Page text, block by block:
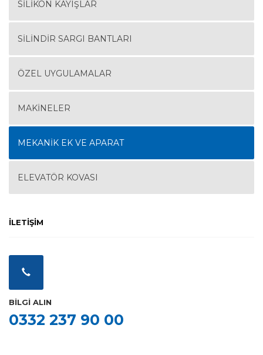
SILIKON KAYIŞLAR
SILINDIR SARGI BANTLARI
ÖZEL UYGULAMALAR
MAKINELER
MEKANIK EK VE APARAT
ELEVATÖR KOVASI
İLETİŞİM
BİLGİ ALIN
0332 237 90 00